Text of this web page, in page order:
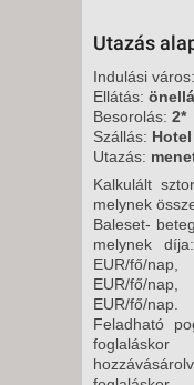
5 NAP / 4
2026.
8 NAP / 7
2026.
12 NAP /
2026.
12 NAP /
2026.
5 NAP / 4
2026.
Utazás
Indulási város:
Ellátás:
Besorolás: 2*
Szállás: Hotel
Utazás:
Kalkulált
melynek
Baleset-
melynek
EUR/fő/
EUR/fő/
EUR/fő/nap.
Feladható